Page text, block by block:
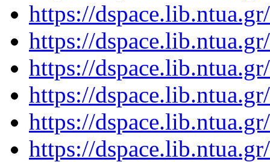
https://
https://
https://
https://
https://
https://